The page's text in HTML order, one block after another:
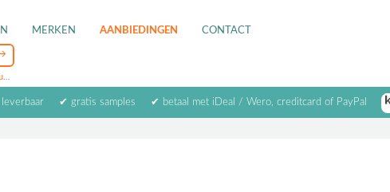
MERKEN AANBIEDINGEN CONTACT
✔ gratis samples ✔ betaal met iDeal / Wero, creditcard of PayPal